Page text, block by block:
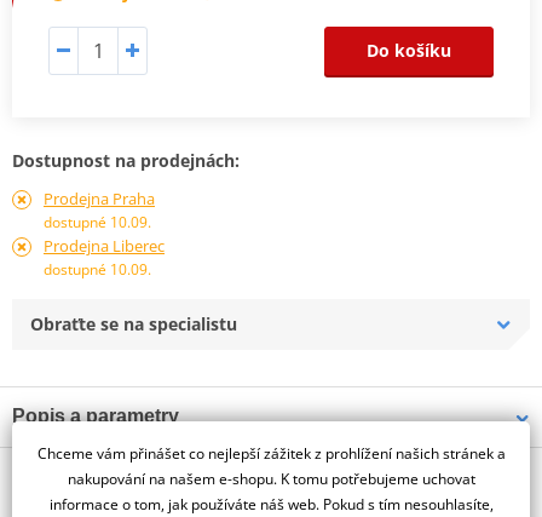
Do košíku
Dostupnost na prodejnách:
Prodejna Praha
dostupné 10.09.
Prodejna Liberec
dostupné 10.09.
Obraťte se na specialistu
Popis a parametry
Jsme autorizovaný
dealer značky GOLDfren
O výrobci
Chceme vám přinášet co nejlepší zážitek z prohlížení našich stránek a
nakupování na našem e-shopu. K tomu potřebujeme uchovat
informace o tom, jak používáte náš web. Pokud s tím nesouhlasíte,